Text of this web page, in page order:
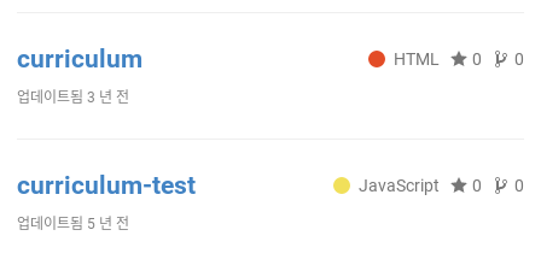
curriculum HTML 0 0
업데이트됨 3 년 전
curriculum-test JavaScript 0 0
업데이트됨 5 년 전